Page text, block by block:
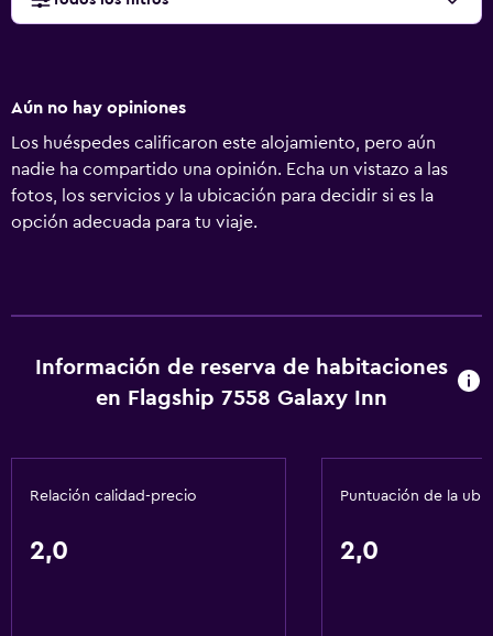
Aún no hay opiniones
Los huéspedes calificaron este alojamiento, pero aún
nadie ha compartido una opinión. Echa un vistazo a las
fotos, los servicios y la ubicación para decidir si es la
opción adecuada para tu viaje.
Información de reserva de habitaciones
en Flagship 7558 Galaxy Inn
Relación calidad-precio
2,0
Puntuación de la
2,0